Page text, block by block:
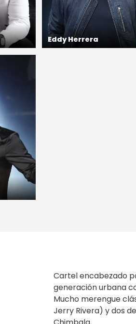
Eddy Herrera
Cartel encabezado
generación urbana
Mucho merengue
Jerry Rivera) y dos